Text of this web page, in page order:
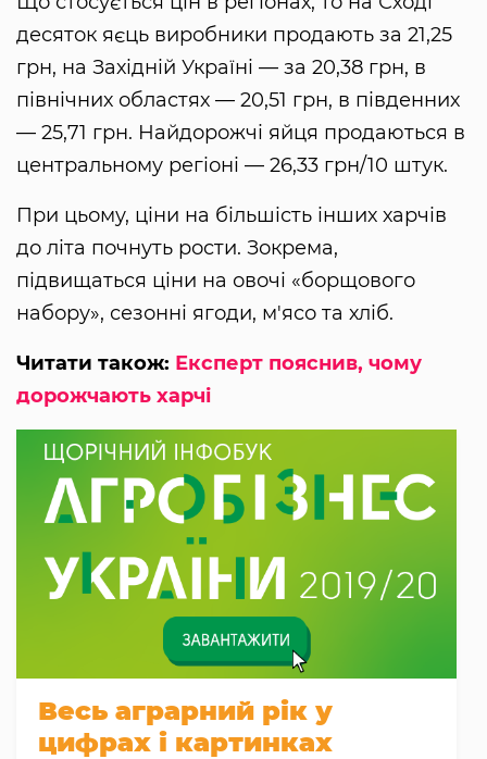
десяток яєць виробники продають за 21,25
грн, на Західній Україні — за 20,38 грн, в
північних областях — 20,51 грн, в південних
— 25,71 грн. Найдорожчі яйця продаються в
центральному регіоні — 26,33 грн/10 штук.
При цьому, ціни на більшість інших харчів
до літа почнуть рости. Зокрема,
підвищаться ціни на овочі «борщового
набору», сезонні ягоди, м'ясо та хліб.
Читати також: Експерт пояснив, чому
дорожчають харчі
Весь аграрний рік у
цифрах і картинках